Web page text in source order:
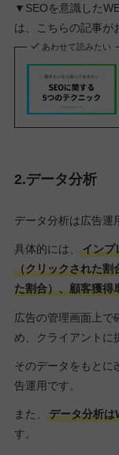
▼SEOを意識した
は、こちらの記事が
あわせて読みたい
2.データ分析
データ分析は広告運
具体的には、
インプ
（クリックされた割
た割合）、顧客獲得
広告の管理画面上で
め、クライアントに
そのデータをもとに
告運用です。
また、 データ分析は
す。